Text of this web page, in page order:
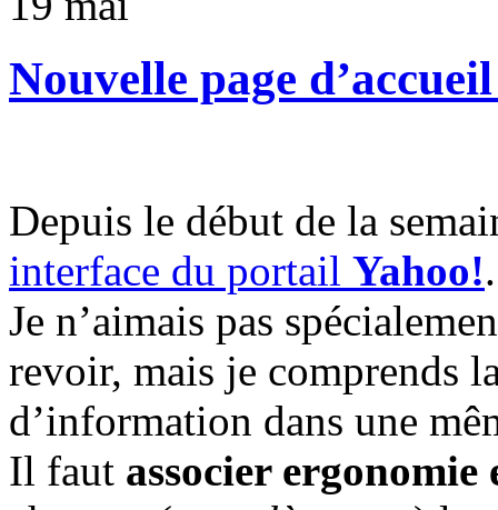
Nouvelle page
Depuis le début de la
interface du portail Yahoo!.
Je n’aimais pas
revoir, mais je comprends
d’information dans une
Il faut associer ergonomie